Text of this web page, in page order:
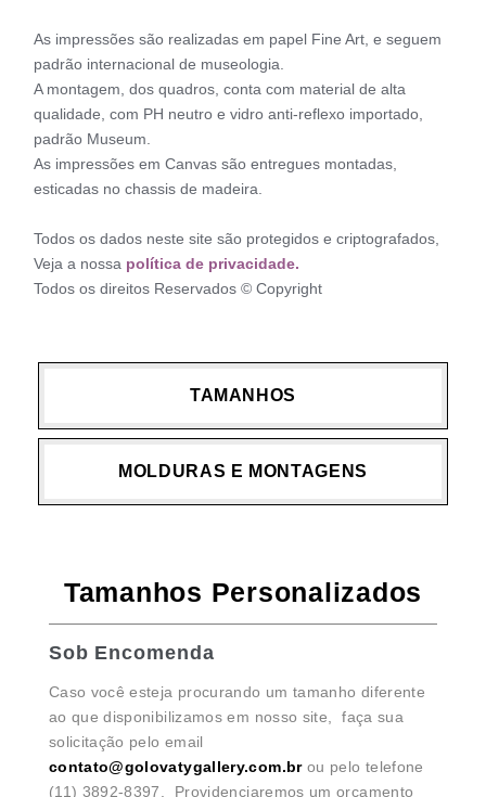
As impressões são realizadas em papel Fine Art, e seguem
padrão internacional de museologia.
A montagem, dos quadros, conta com material de alta
qualidade, com PH neutro e vidro anti-reflexo importado,
padrão Museum.
As impressões em Canvas são entregues montadas,
esticadas no chassis de madeira.
Todos os dados neste site são protegidos e criptografados,
Veja a nossa política de privacidade.
Todos os direitos Reservados © Copyright
TAMANHOS
MOLDURAS E MONTAGENS
Tamanhos Personalizados
Sob Encomenda
Caso você esteja procurando um tamanho diferente
ao que disponibilizamos em nosso site, faça sua
solicitação pelo email
contato@golovatygallery.com.brou pelo telefone
(11) 3892-8397. Providenciaremos um orçamento